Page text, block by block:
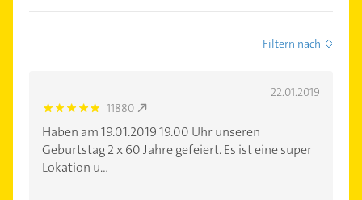
Filtern nach
22.01.2019
5.0 11880
Haben am 19.01.2019 19.00 Uhr unseren
Geburtstag 2 x 60 Jahre gefeiert. Es ist eine super
Lokation u...